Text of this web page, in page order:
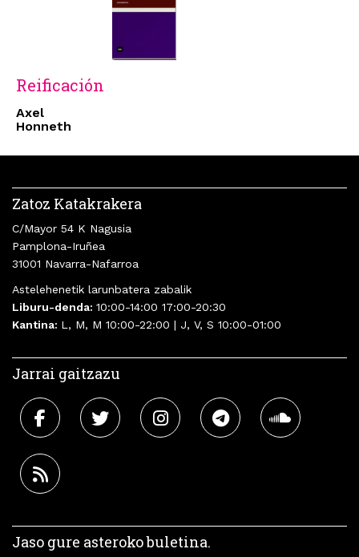
Reificación
Axel
Honneth
Zatoz Katakrakera
C/Mayor 54 K Nagusia
Pamplona-Iruñea
31001 Navarra-Nafarroa
Astelehenetik larunbatera zabalik
Liburu-denda: 10:00-14:00 17:00-20:30
Kantina: L, M, M 10:00-22:00 | J, V, S 10:00-01:00
Jarrai gaitzazu
Jaso gure asteroko buletina.